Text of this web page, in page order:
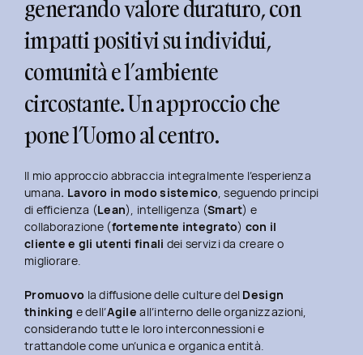
generando valore duraturo, con
impatti positivi su individui,
comunità e l’ambiente
circostante. Un approccio che
pone l’Uomo al centro.
Il mio approccio abbraccia integralmente l’esperienza
umana. Lavoro in modo sistemico, seguendo principi
di efficienza (Lean), intelligenza (Smart) e
collaborazione (fortemente integrato) con il
cliente e gli utenti finali dei servizi da creare o
migliorare.
Promuovo la diffusione delle culture del Design
thinking e dell’Agile all’interno delle organizzazioni,
considerando tutte le loro interconnessioni e
trattandole come un’unica e organica entità.